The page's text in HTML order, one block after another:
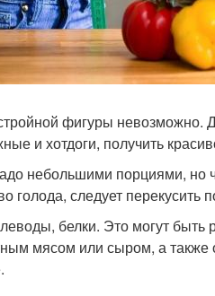
фигуры невозможно.
и хотдоги, получить
небольшими порциями, но
голода, следует перекусить
белки. Это могут
мясом или сыром, а